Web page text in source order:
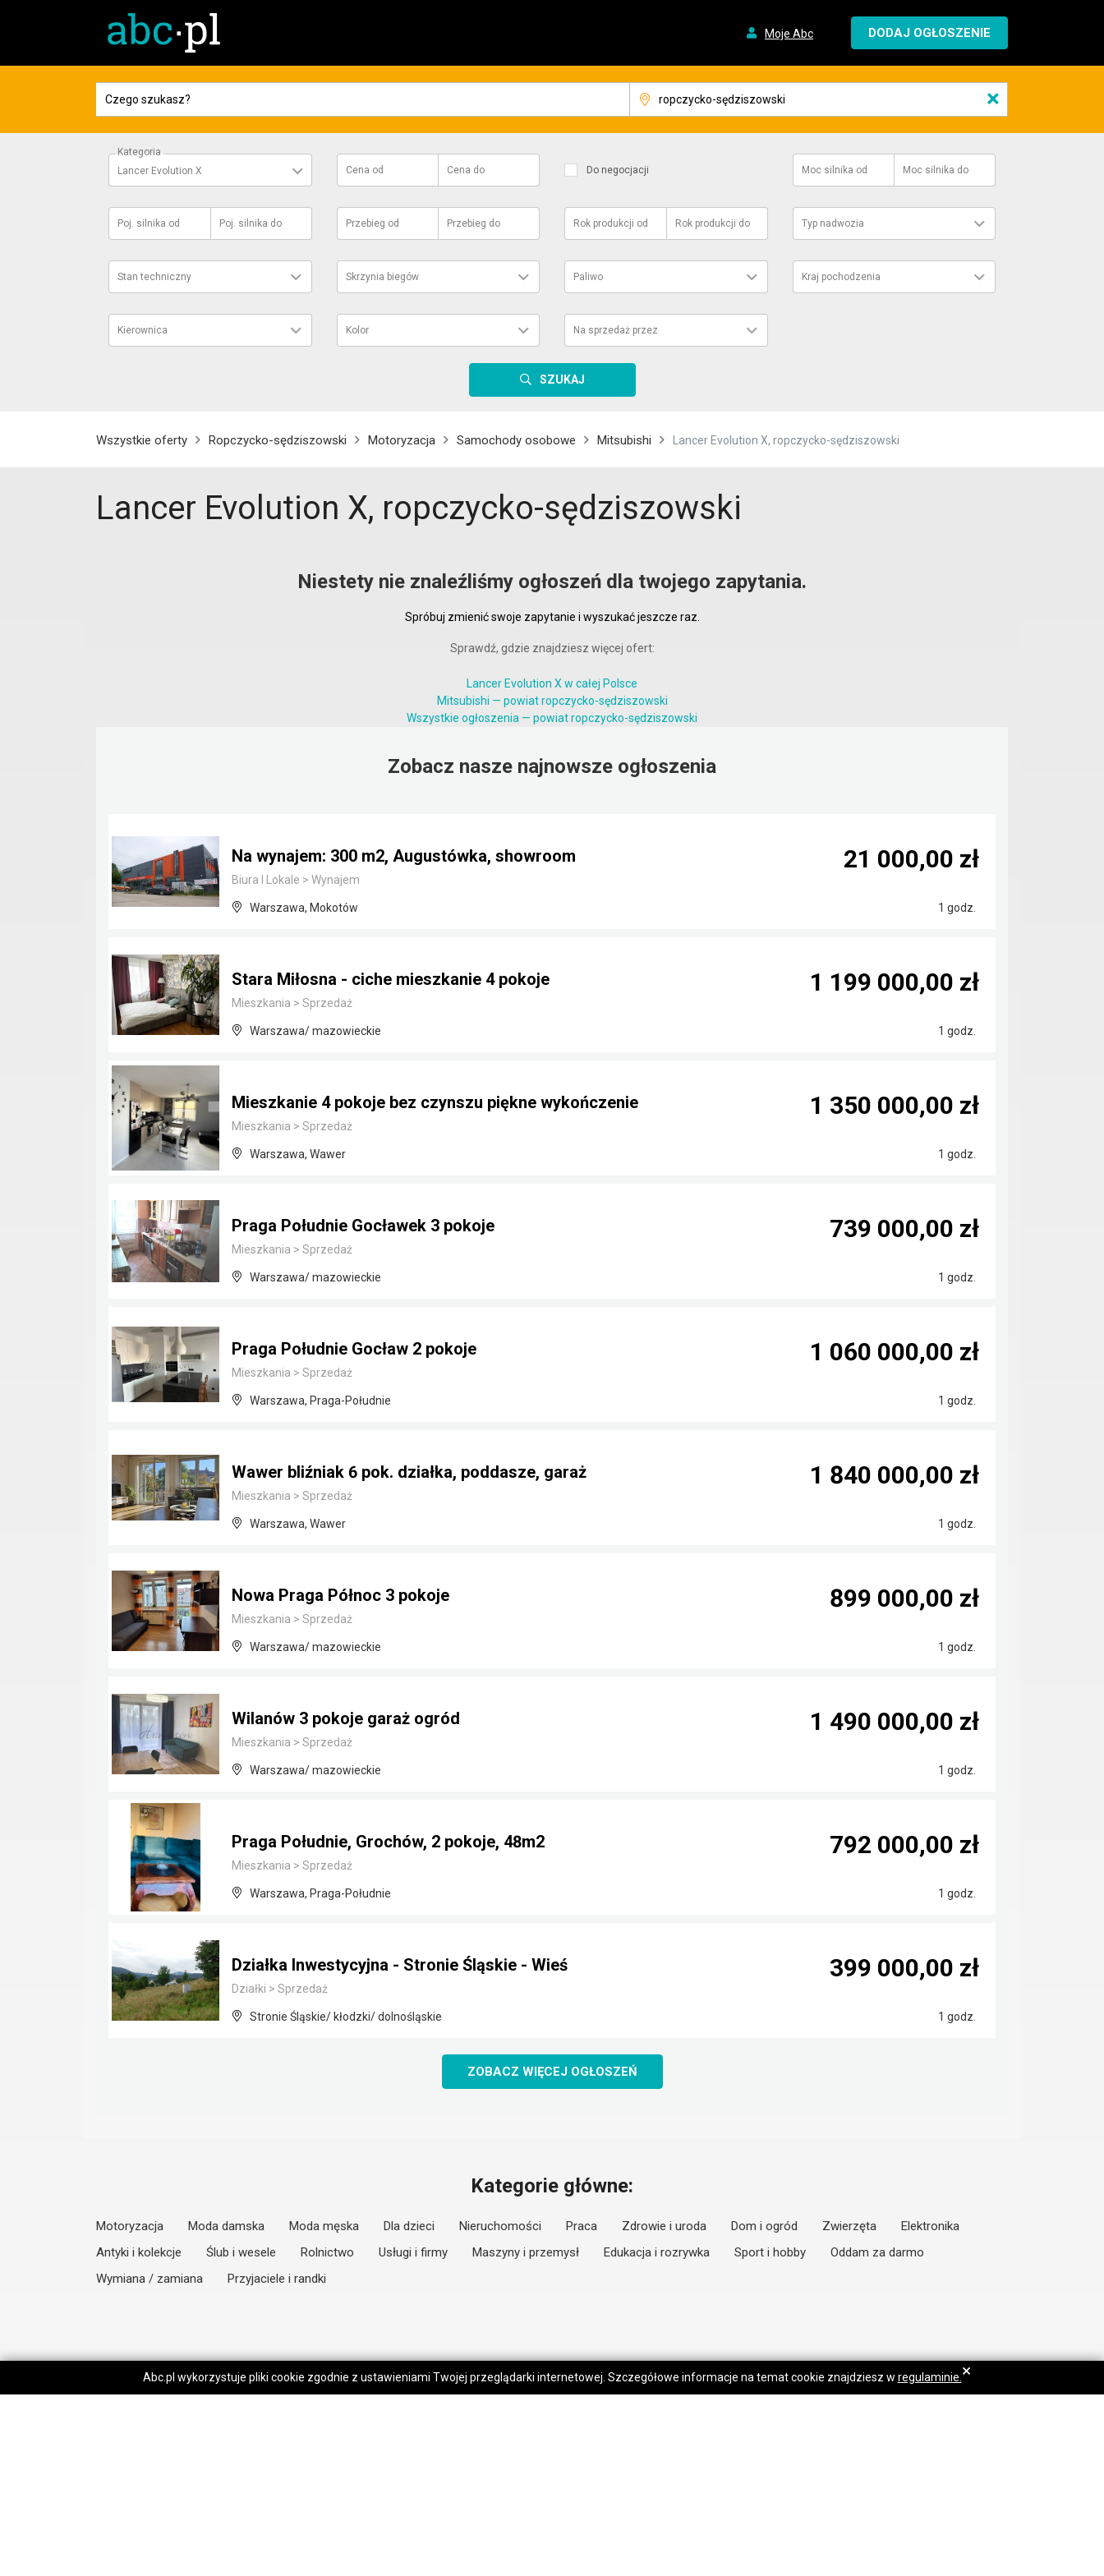
Moje Abc DODAJ OGŁOSZENIE
×
Kategoria
Lancer Evolution X
Cena od Cena do Do negocjacji Moc silnika od Moc silnika do
Poj. silnika od Poj. silnika do Przebieg od Przebieg do Rok produkcji od Rok produkcji do Typ nadwozia
Stan techniczny Skrzynia biegów Paliwo Kraj pochodzenia
Kierownica Kolor Na sprzedaż przez
SZUKAJ
Wszystkie oferty Ropczycko-sędziszowski Motoryzacja Samochody osobowe Mitsubishi Lancer Evolution X, ropczycko-sędziszowski
Lancer Evolution X, ropczycko-sędziszowski
Niestety nie znaleźliśmy ogłoszeń dla twojego zapytania.
Spróbuj zmienić swoje zapytanie i wyszukać jeszcze raz.
Sprawdź, gdzie znajdziesz więcej ofert:
Lancer Evolution X w całej Polsce
Mitsubishi — powiat ropczycko-sędziszowski
Wszystkie ogłoszenia — powiat ropczycko-sędziszowski
Zobacz nasze najnowsze ogłoszenia
Na wynajem: 300 m2, Augustówka, showroom
Biura I Lokale > Wynajem
Warszawa, Mokotów 1 godz.
21 000,00 zł
Stara Miłosna - ciche mieszkanie 4 pokoje
Mieszkania > Sprzedaż
Warszawa/ mazowieckie 1 godz.
1 199 000,00 zł
Mieszkanie 4 pokoje bez czynszu piękne wykończenie
Mieszkania > Sprzedaż
Warszawa, Wawer 1 godz.
1 350 000,00 zł
Praga Południe Gocławek 3 pokoje
Mieszkania > Sprzedaż
Warszawa/ mazowieckie 1 godz.
739 000,00 zł
Praga Południe Gocław 2 pokoje
Mieszkania > Sprzedaż
Warszawa, Praga-Południe 1 godz.
1 060 000,00 zł
Wawer bliźniak 6 pok. działka, poddasze, garaż
Mieszkania > Sprzedaż
Warszawa, Wawer 1 godz.
1 840 000,00 zł
Nowa Praga Północ 3 pokoje
Mieszkania > Sprzedaż
Warszawa/ mazowieckie 1 godz.
899 000,00 zł
Wilanów 3 pokoje garaż ogród
Mieszkania > Sprzedaż
Warszawa/ mazowieckie 1 godz.
1 490 000,00 zł
Praga Południe, Grochów, 2 pokoje, 48m2
Mieszkania > Sprzedaż
Warszawa, Praga-Południe 1 godz.
792 000,00 zł
Działka Inwestycyjna - Stronie Śląskie - Wieś
Działki > Sprzedaż
Stronie Śląskie/ kłodzki/ dolnośląskie 1 godz.
399 000,00 zł
ZOBACZ WIĘCEJ OGŁOSZEŃ
Kategorie główne:
Motoryzacja Moda damska Moda męska Dla dzieci Nieruchomości Praca Zdrowie i uroda Dom i ogród Zwierzęta
Elektronika
Antyki i kolekcje
Ślub i wesele Rolnictwo Usługi i firmy Maszyny i przemysł Edukacja i rozrywka Sport i hobby
Oddam za darmo
Wymiana / zamiana
Przyjaciele i randki
Abc.pl wykorzystuje pliki cookie zgodnie z ustawieniami Twojej przeglądarki internetowej. Szczegółowe informacje na temat cookie znajdziesz w regulaminie. ×